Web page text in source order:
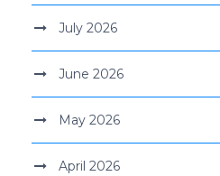
July 2026
June 2026
May 2026
April 2026